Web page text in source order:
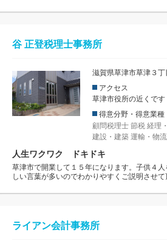
谷 正登税理士事務所
滋賀県草津市草津３
アクセス
草津市役所の近くです
得意分野・得意業種
顧問税理士 節税 経理
建設・建築 運輸・物流
人生ワクワク ドキドキ
草津市で開業して１５年になります。子供４
しい言葉が多いのでわかりやすくご説明させて
ライアン会計事務所